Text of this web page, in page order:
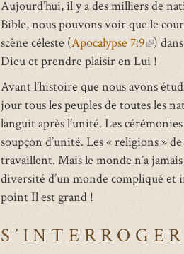
Aujourd’hui, il y a des milliers de
Bible, nous pouvons voir que le
scène céleste (Apocalypse 7:9(link
is
)
Dieu et prendre plaisir en Lui !
Avant l’histoire que nous avons
jour tous les peuples de toutes les
languit après l’unité. Les
soupçon d’unité. Les « religions »
travaillent. Mais le monde n’a
diversité d’un monde compliqué et
point Il est grand !